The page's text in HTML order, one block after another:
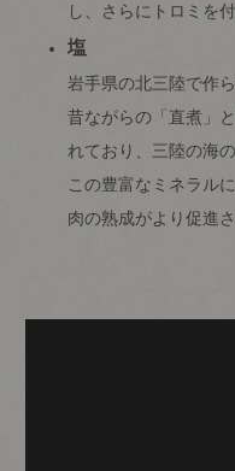
し、さらにトロミを
塩
岩手県の北三陸で作
昔ながらの「直煮」
れており、三陸の海
この豊富なミネラル
肉の熟成がより促進さ